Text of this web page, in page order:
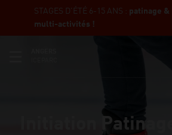
STAGES D'ÉTÉ 6-15 ANS : patinage &
multi-activités !
Initiation